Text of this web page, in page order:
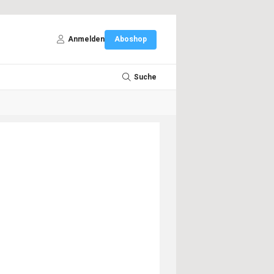
Anmelden Aboshop
Suche